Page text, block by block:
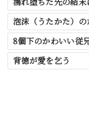
泡沫（うたかた）
8個下のかわいい従
背徳が愛を乞う